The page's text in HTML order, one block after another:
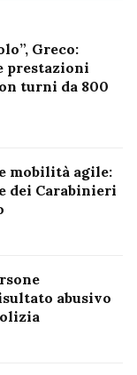
Greco:
prestazioni
turni da 800
mobilità agile:
dei Carabinieri
abusivo